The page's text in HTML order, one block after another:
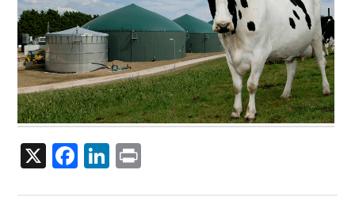
X Facebook
LinkedIn